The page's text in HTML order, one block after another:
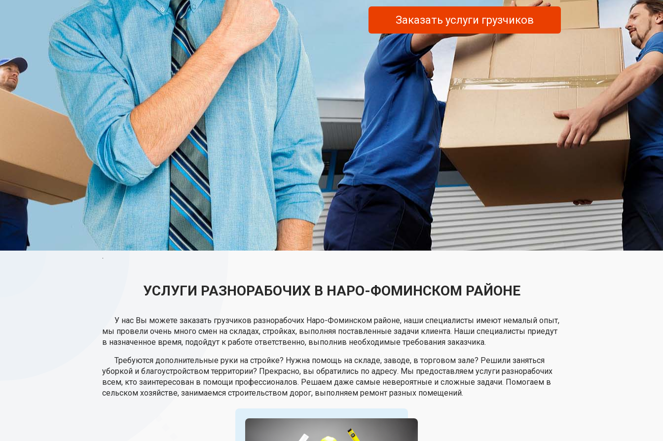
Заказать услуги грузчиков
.
УСЛУГИ РАЗНОРАБОЧИХ В НАРО-ФОМИНСКОМ РАЙОНЕ
У нас Вы можете заказать грузчиков разнорабочих Наро-Фоминском районе, наши специалисты имеют немалый опыт,
мы провели очень много смен на складах, стройках, выполняя поставленные задачи клиента. Наши специалисты приедут
в назначенное время, подойдут к работе ответственно, выполнив необходимые требования заказчика.
Требуются дополнительные руки на стройке? Нужна помощь на складе, заводе, в торговом зале? Решили заняться
уборкой и благоустройством территории? Прекрасно, вы обратились по адресу. Мы предоставляем услуги разнорабочих
всем, кто заинтересован в помощи профессионалов. Решаем даже самые невероятные и сложные задачи. Помогаем в
сельском хозяйстве, занимаемся строительством дорог, выполняем ремонт разных помещений.